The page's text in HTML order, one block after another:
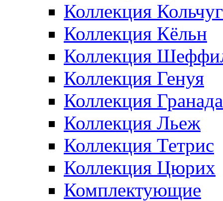
Коллекция
Коллекция Кёльн
Коллекция
Коллекция Генуя
Коллекция Гранада
Коллекция Льеж
Коллекция Тетрис
Коллекция Цюрих
Комплектующие